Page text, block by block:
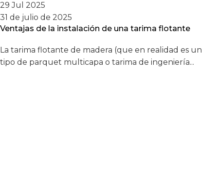
29 Jul 2025
31 de julio de 2025
Ventajas de la instalación de una tarima flotante
La tarima flotante de madera (que en realidad es un
tipo de parquet multicapa o tarima de ingeniería...